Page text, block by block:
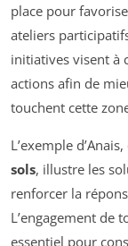
place pour
ateliers
initiatives visent à
actions afin de
touchent cette
L’exemple
sols, illustre les
renforcer la
L’engagement de
essentiel pour